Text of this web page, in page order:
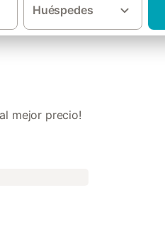
Huéspedes
mejor precio!